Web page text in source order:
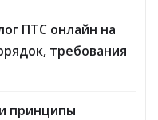
ПТС онлайн на
требования
принципы